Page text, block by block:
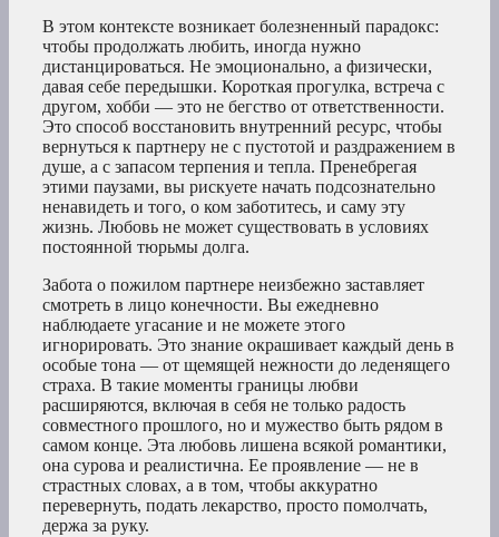
В этом контексте возникает болезненный парадокс:
чтобы продолжать любить, иногда нужно
дистанцироваться. Не эмоционально, а физически,
давая себе передышки. Короткая прогулка, встреча с
другом, хобби — это не бегство от ответственности.
Это способ восстановить внутренний ресурс, чтобы
вернуться к партнеру не с пустотой и раздражением в
душе, а с запасом терпения и тепла. Пренебрегая
этими паузами, вы рискуете начать подсознательно
ненавидеть и того, о ком заботитесь, и саму эту
жизнь. Любовь не может существовать в условиях
постоянной тюрьмы долга.
Забота о пожилом партнере неизбежно заставляет
смотреть в лицо конечности. Вы ежедневно
наблюдаете угасание и не можете этого
игнорировать. Это знание окрашивает каждый день в
особые тона — от щемящей нежности до леденящего
страха. В такие моменты границы любви
расширяются, включая в себя не только радость
совместного прошлого, но и мужество быть рядом в
самом конце. Эта любовь лишена всякой романтики,
она сурова и реалистична. Ее проявление — не в
страстных словах, а в том, чтобы аккуратно
перевернуть, подать лекарство, просто помолчать,
держа за руку.